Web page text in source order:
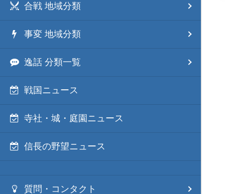
合戦 地域分類
事変 地域分類
逸話 分類一覧
戦国ニュース
寺社・城・庭園ニュース
信長の野望ニュース
質問・コンタクト